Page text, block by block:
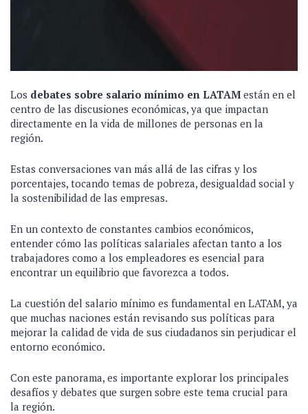
Los debates sobre salario mínimo en LATAM están en el
centro de las discusiones económicas, ya que impactan
directamente en la vida de millones de personas en la
región.
Estas conversaciones van más allá de las cifras y los
porcentajes, tocando temas de pobreza, desigualdad social y
la sostenibilidad de las empresas.
En un contexto de constantes cambios económicos,
entender cómo las políticas salariales afectan tanto a los
trabajadores como a los empleadores es esencial para
encontrar un equilibrio que favorezca a todos.
La cuestión del salario mínimo es fundamental en LATAM, ya
que muchas naciones están revisando sus políticas para
mejorar la calidad de vida de sus ciudadanos sin perjudicar el
entorno económico.
Con este panorama, es importante explorar los principales
desafíos y debates que surgen sobre este tema crucial para
la región.